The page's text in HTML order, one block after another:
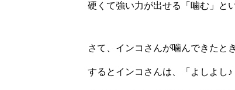
硬くて強い力が出せる「噛む」と
さて、インコさんが噛んできたと
するとインコさんは、「よしよし